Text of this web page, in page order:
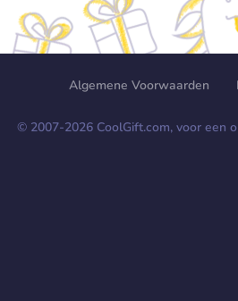
Algemene Voorwaarden
© 2007-2026 CoolGift.com, voor een